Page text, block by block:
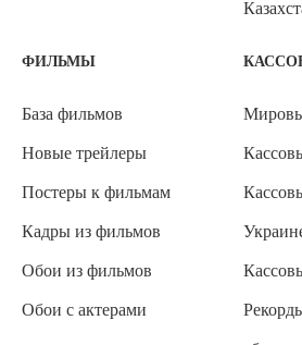
ФИЛЬМЫ
База фильмов
Новые трейлеры
Постеры к фильмам
Кадры из фильмов
Обои из фильмов
Обои с актерами